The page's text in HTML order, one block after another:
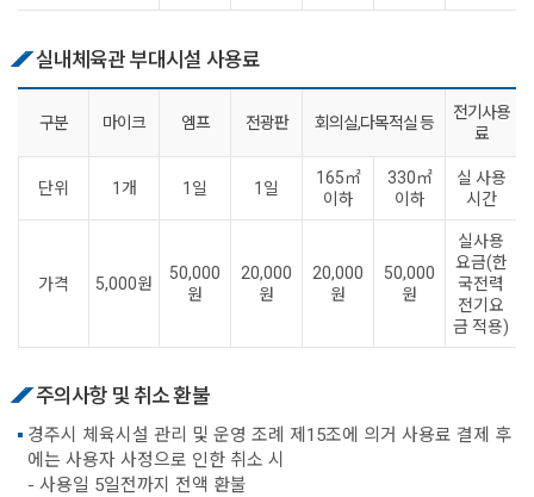
실내체육관 부대시설 사용료
구분 마이크 엠프 전광판 회의실,다목적실 등
전기사용
료
단위 1개 1일 1일
165㎡
이하
330㎡
이하
실 사용
시간
가격 5,000원
50,000
원
20,000
원
20,000
원
50,000
원
실사용
요금(한
국전력
전기요
금 적용)
주의사항 및 취소 환불
경주시 체육시설 관리 및 운영 조례 제15조에 의거 사용료 결제 후
에는 사용자 사정으로 인한 취소 시
- 사용일 5일전까지 전액 환불